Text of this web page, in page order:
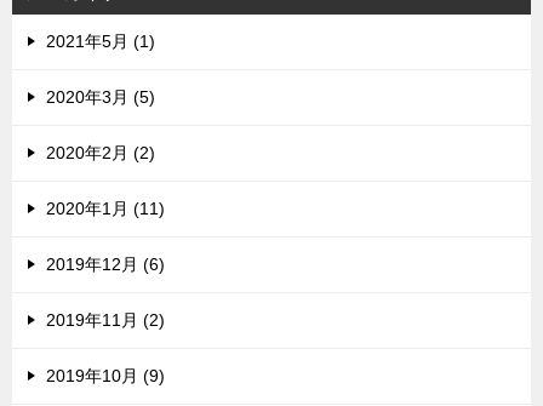
2021年5月 (1)
2020年3月 (5)
2020年2月 (2)
2020年1月 (11)
2019年12月 (6)
2019年11月 (2)
2019年10月 (9)